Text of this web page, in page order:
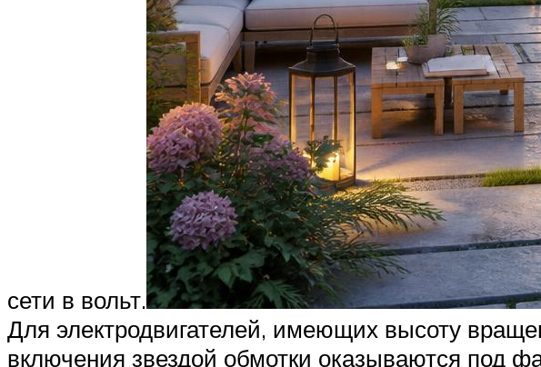
сети в вольт.
Для электродвигателей, имеющих высоту
включения звездой обмотки оказываются под